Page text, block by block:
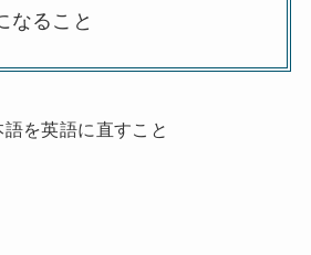
なること
を英語に直すこと